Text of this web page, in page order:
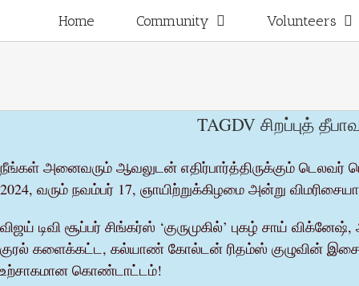
for:
Home Community Volunteers
TAGDV சிறப்புத்
நீங்கள் அனைவரும் ஆவலுடன் எதிர்பார்த்திருக்கும் டெலவர்
2024, வரும் நவம்பர் 17, ஞாயிற்றுக்கிழமை அன்று
விஜய் டிவி சூப்பர் சிங்கர்ஸ் ‘குருமுகில்’ புகழ் சாய்
குரல் களைக்கட்ட, கல்யாண் கோல்டன் ரிதம்ஸ் குழுவின்
உற்சாகமான கொண்டாட்டம்!